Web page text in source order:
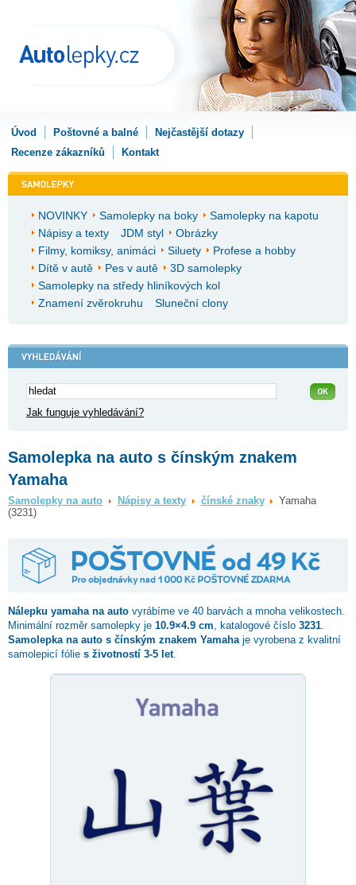
Úvod Poštovné a balné
Nejčastější dotazy
Recenze zákazníků
Kontakt
NOVINKY Samolepky na boky
Samolepky na kapotu
Nápisy a texty
JDM styl
Obrázky
Filmy, komiksy, animáci
Siluety
Profese a hobby
Dítě v autě
Pes v autě
3D samolepky
Samolepky na středy hliníkových kol
Znamení zvěrokruhu
Sluneční clony
Jak funguje vyhledávání?
Samolepka na auto s čínským znakem
Yamaha
Samolepky na auto Nápisy a texty čínské znaky
Yamaha
(3231)
Nálepku yamaha na auto vyrábíme ve 40 barvách a mnoha velikostech.
Minimální rozměr samolepky je 10.9×4.9 cm , katalogové číslo 3231
Samolepka na auto s čínským znakem Yamaha je vyrobena z kvalitní
samolepicí fólie s životností 3-5 let.